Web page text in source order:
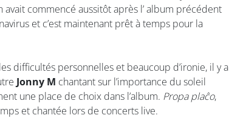
commencé aussitôt après l’ album précédent
et c’est maintenant prêt à temps pour la
difficultés personnelles et beaucoup d’ironie, il y a
Jonny M chantant sur l’importance du soleil
une place de choix dans l’album. Propa plaĉo,
et chantée lors de concerts live.